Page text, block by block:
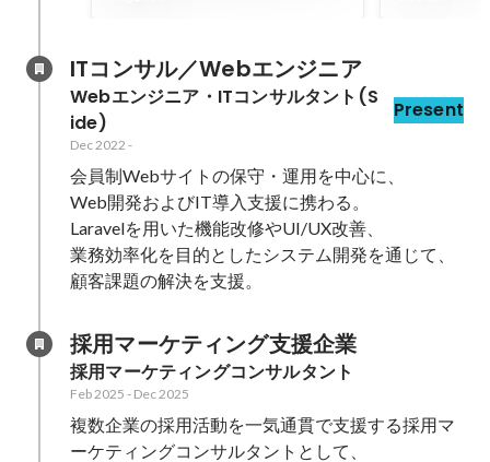
ITコンサル／Webエンジニア
Webエンジニア・ITコンサルタント(S
ide)
Present
Dec 2022 -
会員制Webサイトの保守・運用を中心に、
Web開発およびIT導入支援に携わる。
Laravelを用いた機能改修やUI/UX改善、
業務効率化を目的としたシステム開発を通じて、
顧客課題の解決を支援。
採用マーケティング支援企業
採用マーケティングコンサルタント
Feb 2025 - Dec 2025
複数企業の採用活動を一気通貫で支援する採用マ
ーケティングコンサルタントとして、